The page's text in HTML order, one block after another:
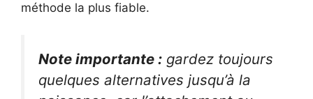
méthode la plus fiable.
Note importante : gardez toujours
quelques alternatives jusqu’à la